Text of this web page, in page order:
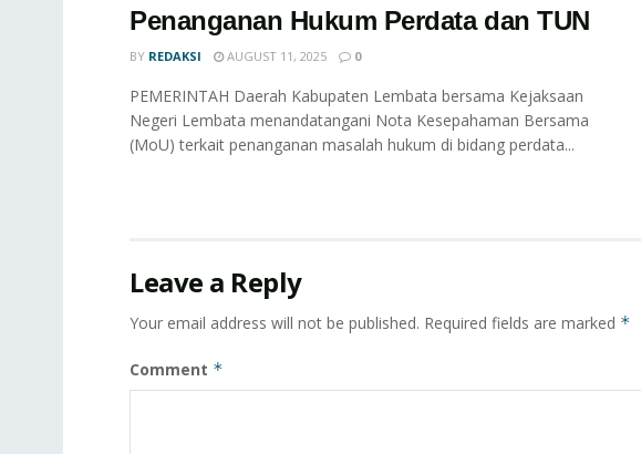
Penanganan Hukum Perdata dan TUN
BY REDAKSI AUGUST 11, 2025 0
PEMERINTAH Daerah Kabupaten Lembata bersama Kejaksaan
Negeri Lembata menandatangani Nota Kesepahaman Bersama
(MoU) terkait penanganan masalah hukum di bidang perdata...
Leave a Reply
Your email address will not be published. Required fields are marked *
Comment *